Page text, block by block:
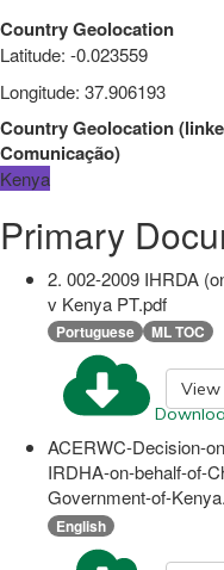
Country Geolocation
Latitude: -0.023559
Longitude: 37.906193
Country Geolocation(
Comunicação)
Kenya
Primary
2. 002-2009 IHRDA
v Kenya PT.pdf
Portuguese ML TOC
View
ACERWC-Decision-
IRDHA-on-behalf-of-
Government-of-
English